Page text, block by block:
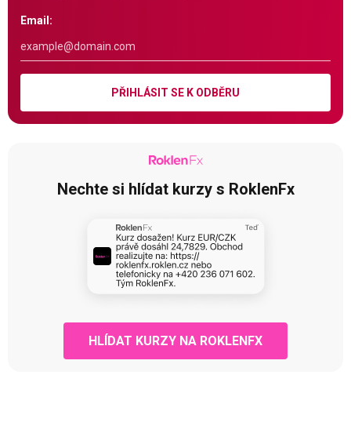
Email:
PŘIHLÁSIT SE K ODBĚRU
Nechte si hlídat kurzy s RoklenFx
HLÍDAT KURZY NA ROKLENFX